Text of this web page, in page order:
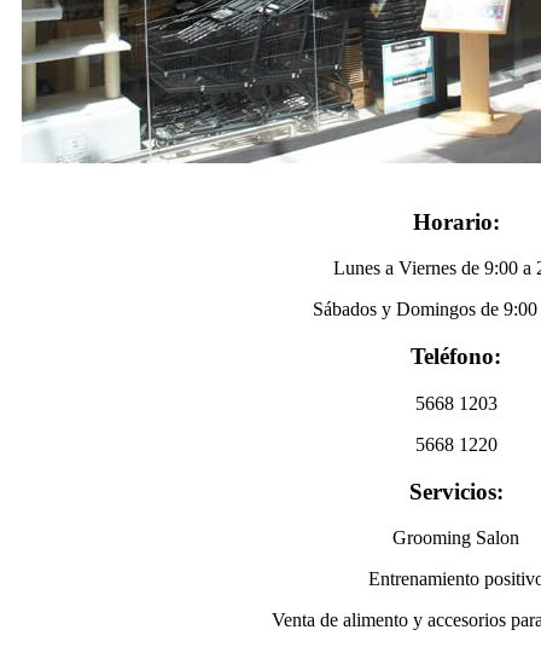
Horario:
Lunes a Viernes de 9:00 a
Sábados y Domingos de
Teléfono:
5668 1203
5668 1220
Servicios:
Grooming Salon
Entrenamiento
Venta de alimento y accesorios